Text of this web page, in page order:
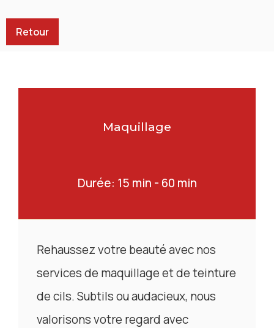
Retour
Maquillage
Durée: 15 min - 60 min
Rehaussez votre beauté avec nos
services de maquillage et de teinture
de cils. Subtils ou audacieux, nous
valorisons votre regard avec